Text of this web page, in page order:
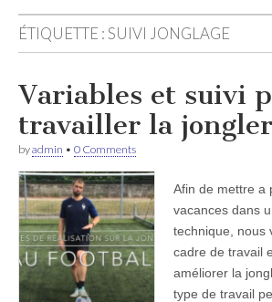
ÉTIQUETTE :SUIVI JONGLAGE
Variables et suivi
travailler la
byadmin • 0 Comments
Afin de mettre a
vacances dans
technique, nous
cadre de travail
améliorer la
type de travail